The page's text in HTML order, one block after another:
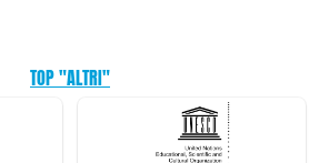
TOP "ALTRI"